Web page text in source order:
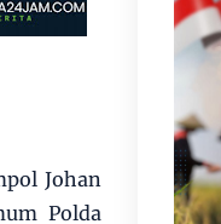
Johan
Polda